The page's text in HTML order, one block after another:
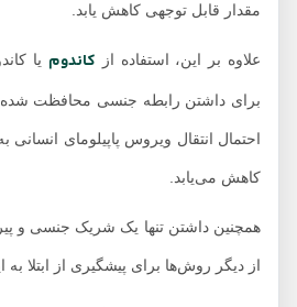
مقدار قابل توجهی کاهش یابد.
علاوه بر این، استفاده ازکاندوم
برای داشتن رابطه جنسی محافظت شده
احتمال انتقال ویروس پاپیلومای انسانی
کاهش می‌یابد.
همچنین داشتن تنها یک شریک جنسی و پیروی
از دیگر روش‌ها برای پیشگیری از ابتلا به